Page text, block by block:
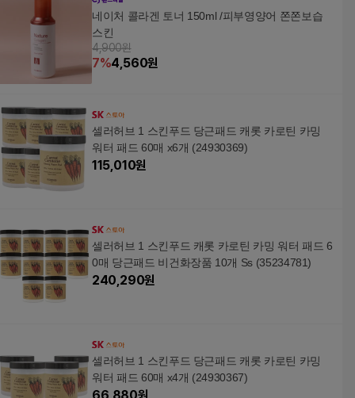
네이처 콜라겐 토너 150ml /피부영양어 쫀쫀보습
스킨
4,900원
7%4,560원
셀러허브 1 스킨푸드 당근패드 캐롯 카로틴 카밍
워터 패드 60매 x6개 (24930369)
115,010원
셀러허브 1 스킨푸드 캐롯 카로틴 카밍 워터 패드 6
0매 당근패드 비건화장품 10개 Ss (35234781)
240,290원
셀러허브 1 스킨푸드 당근패드 캐롯 카로틴 카밍
워터 패드 60매 x4개 (24930367)